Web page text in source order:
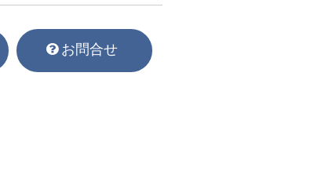
お問合せ